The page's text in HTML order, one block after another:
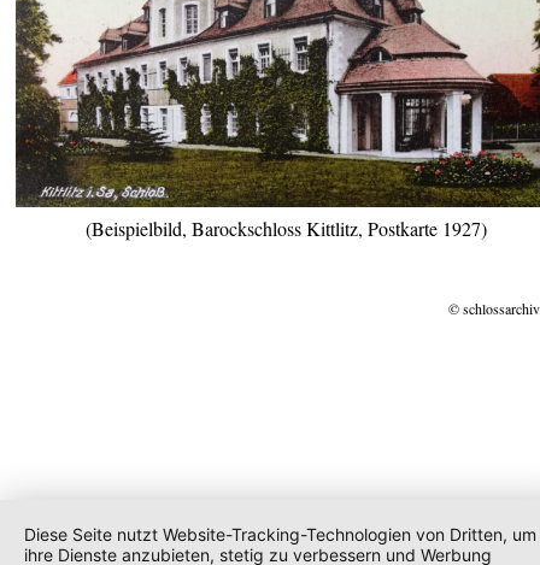
(Beispielbild, Barockschloss Kittlitz, Postkarte 1927)
©
Diese Seite nutzt Website-Tracking-Technologien von Dritten, um
ihre Dienste anzubieten, stetig zu verbessern und Werbung